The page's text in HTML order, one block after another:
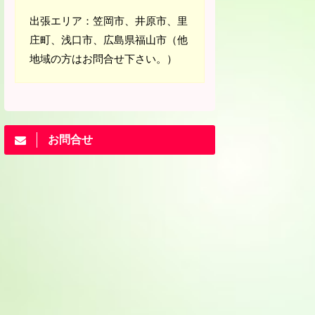
出張エリア：笠岡市、井原市、里
庄町、浅口市、広島県福山市（他
地域の方はお問合せ下さい。）
お問合せ